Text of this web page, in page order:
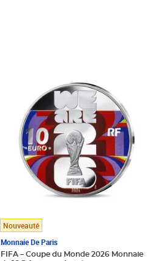
Nouveauté
Monnaie De Paris
FIFA – Coupe du Monde 2026 Monnaie